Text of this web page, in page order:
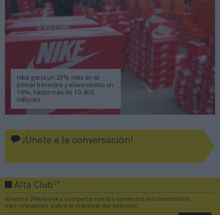
Nike gana un 23% más en el
primer trimestre y eleva ventas un
16%, hasta más de 10.400
millones
¡Únete a la conversación!
Alta Club2P
¡Únete a 2Playbook y comparte con tus contactos los contenidos
más relevantes sobre la industria del deporte!